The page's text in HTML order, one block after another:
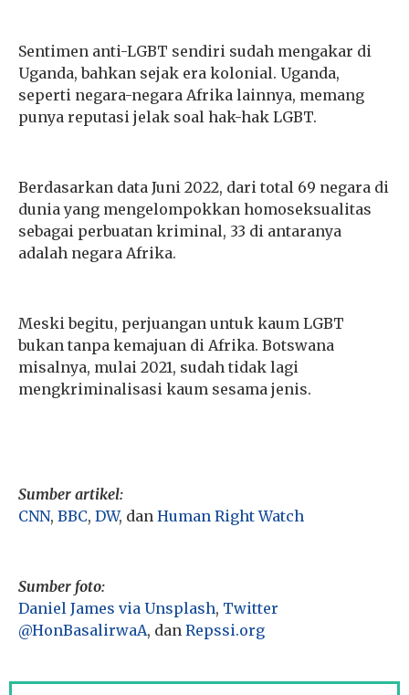
Sentimen anti-LGBT sendiri sudah mengakar di
Uganda, bahkan sejak era kolonial. Uganda,
seperti negara-negara Afrika lainnya, memang
punya reputasi jelak soal hak-hak LGBT.
Berdasarkan data Juni 2022, dari total 69 negara di
dunia yang mengelompokkan homoseksualitas
sebagai perbuatan kriminal, 33 di antaranya
adalah negara Afrika.
Meski begitu, perjuangan untuk kaum LGBT
bukan tanpa kemajuan di Afrika. Botswana
misalnya, mulai 2021, sudah tidak lagi
mengkriminalisasi kaum sesama jenis.
Sumber artikel:
CNN, BBC, DW, dan Human Right Watch
Sumber foto:
Daniel James via Unsplash, Twitter
@HonBasalirwaA, dan Repssi.org